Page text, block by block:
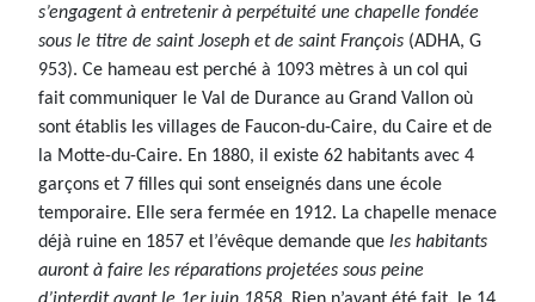
s’engagent à entretenir à perpétuité une chapelle fondée
sous le titre de saint Joseph et de saint François (ADHA, G
953). Ce hameau est perché à 1093 mètres à un col qui
fait communiquer le Val de Durance au Grand Vallon où
sont établis les villages de Faucon-du-Caire, du Caire et de
la Motte-du-Caire. En 1880, il existe 62 habitants avec 4
garçons et 7 filles qui sont enseignés dans une école
temporaire. Elle sera fermée en 1912. La chapelle menace
déjà ruine en 1857 et l’évêque demande que les habitants
auront à faire les réparations projetées sous peine